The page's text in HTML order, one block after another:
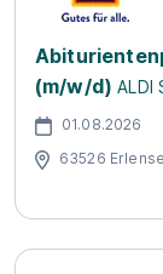
(m/w/d) ALDI
01.08.2026
63526